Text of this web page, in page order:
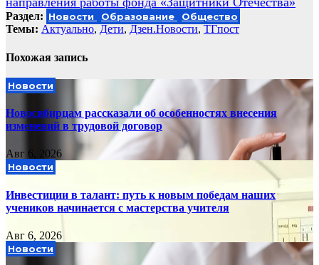
Раздел: Новости Образование Общество
Темы: Актуально, Дети, Дзен.Новости, ТГпост
Похожая запись
Новости
Новосибирцам рассказали об особенностях внесения
изменений в трудовой договор
Авг 6, 2026
Новости
Инвестиции в талант: путь к новым победам наших
учеников начинается с мастерства учителя
Авг 6, 2026
Новости